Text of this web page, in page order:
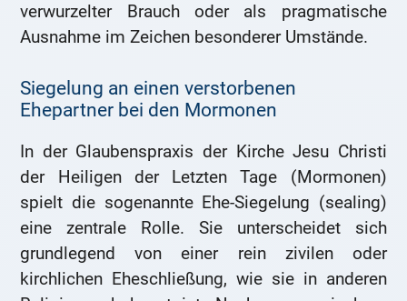
verwurzelter Brauch oder als pragmatische
Ausnahme im Zeichen besonderer Umstände.
Siegelung an einen verstorbenen
Ehepartner bei den Mormonen
In der Glaubenspraxis der Kirche Jesu Christi
der Heiligen der Letzten Tage (Mormonen)
spielt die sogenannte Ehe-Siegelung (sealing)
eine zentrale Rolle. Sie unterscheidet sich
grundlegend von einer rein zivilen oder
kirchlichen Eheschließung, wie sie in anderen